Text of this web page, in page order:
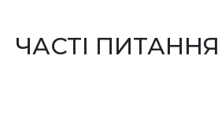
ЧАСТІ ПИТАННЯ